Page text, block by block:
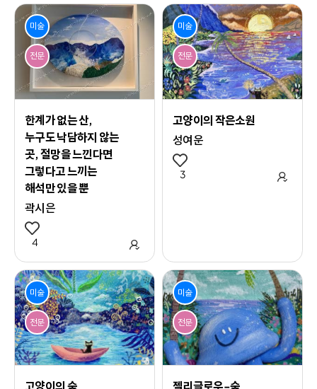
미술
전문
한계가 없는 산,
누구도 낙담하지 않는
곳, 절망을 느낀다면
그렇다고 느끼는
해석만 있을 뿐
곽시은
4
미술
전문
고양이의 작은소원
성여운
3
미술
전문
미술
전문